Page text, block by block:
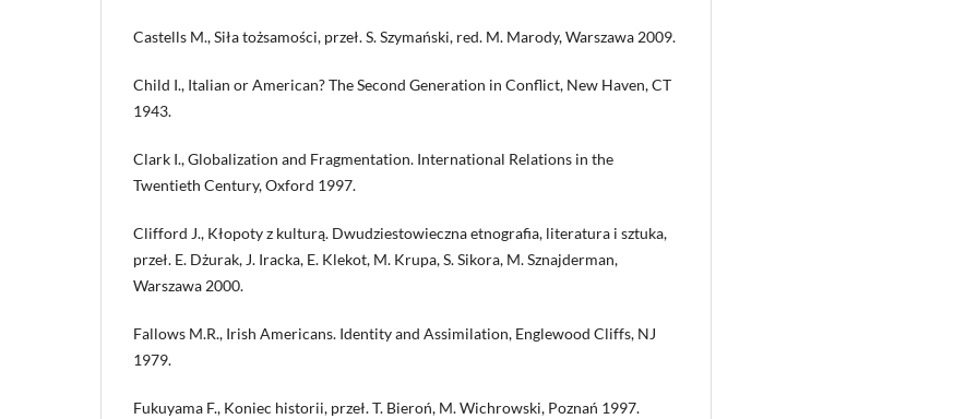
Castells M., Siła tożsamości, przeł. S. Szymański, red. M. Marody, Warszawa 2009.
Child I., Italian or American? The Second Generation in Conflict, New Haven, CT
1943.
Clark I., Globalization and Fragmentation. International Relations in the
Twentieth Century, Oxford 1997.
Clifford J., Kłopoty z kulturą. Dwudziestowieczna etnografia, literatura i sztuka,
przeł. E. Dżurak, J. Iracka, E. Klekot, M. Krupa, S. Sikora, M. Sznajderman,
Warszawa 2000.
Fallows M.R., Irish Americans. Identity and Assimilation, Englewood Cliffs, NJ
1979.
Fukuyama F., Koniec historii, przeł. T. Bieroń, M. Wichrowski, Poznań 1997.